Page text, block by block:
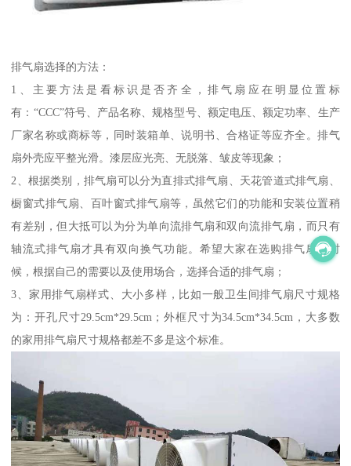
排气扇选择的方法：
1、主要方法是看标识是否齐全，排气扇应在明显位置标
有：“CCC”符号、产品名称、规格型号、额定电压、额定功率、生产
厂家名称或商标等，同时装箱单、说明书、合格证等应齐全。排气
扇外壳应平整光滑。漆层应光亮、无脱落、皱皮等现象；
2、根据类别，排气扇可以分为直排式排气扇、天花管道式排气扇、
橱窗式排气扇、百叶窗式排气扇等，虽然它们的功能和安装位置稍
有差别，但大抵可以为分为单向流排气扇和双向流排气扇，而只有
轴流式排气扇才具有双向换气功能。希望大家在选购排气扇的时
候，根据自己的需要以及使用场合，选择合适的排气扇；
3、家用排气扇样式、大小多样，比如一般卫生间排气扇尺寸规格
为：开孔尺寸29.5cm*29.5cm；外框尺寸为34.5cm*34.5cm，大多数
的家用排气扇尺寸规格都差不多是这个标准。